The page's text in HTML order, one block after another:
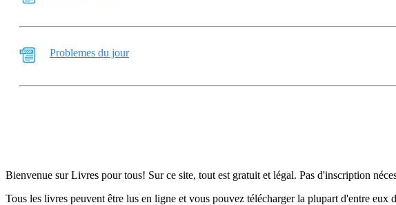
Problemes du jour
Bienvenue sur Livres pour tous! Sur ce site, tout est gratuit et légal. Pas d'inscription
Tous les livres peuvent être lus en ligne et vous pouvez télécharger la plupart d'entre eux